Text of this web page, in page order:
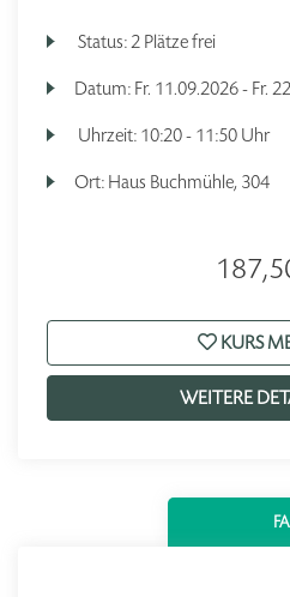
Status:2 Plätze frei
Datum: Fr. 11.09.2026 - Fr.
Uhrzeit: 10:20 - 11:50 Uhr
Ort: Haus Buchmühle, 304
KURS
WEITERE